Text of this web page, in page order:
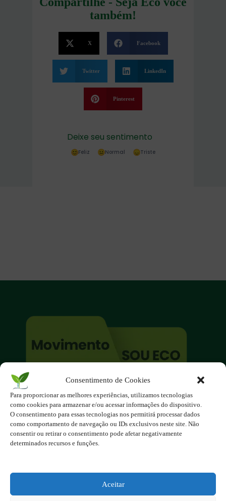
Consentimento de Cookies
Para proporcionar as melhores experiências, utilizamos tecnologias
como cookies para armazenar e/ou acessar informações do dispositivo.
O consentimento para essas tecnologias nos permitirá processar dados
como comportamento de navegação ou IDs exclusivos neste site. Não
consentir ou retirar o consentimento pode afetar negativamente
determinados recursos e funções.
Aceitar
também!
X Facebook
Twitter LinkedIn
Pinterest
Deixe seu sentimento
Feliz Normal Triste
O site é um movimento ambientalista!
Participe você também!
Podemos fazer muito
se nos unirmos!
Inscreva-se na Newsletter